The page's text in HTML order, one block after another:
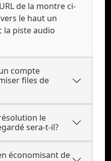
de la montre ci-
le haut un
la piste audio
compte
files de
le
sera-t-il?
économisant de